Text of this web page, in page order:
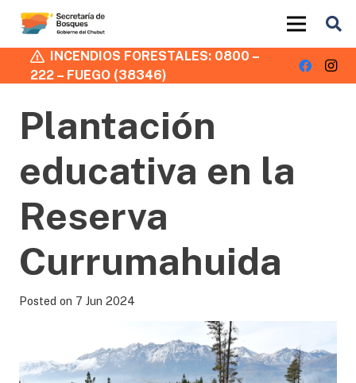
INCENDIOS FORESTALES: 0800 –
222 – FUEGO (38346)
Plantación
educativa en la
Reserva
Currumahuida
Posted on 7 Jun 2024